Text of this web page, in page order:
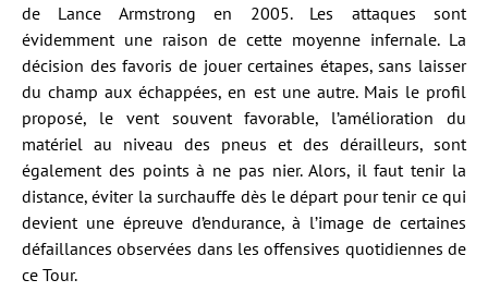
de Lance Armstrong en 2005. Les attaques sont
évidemment une raison de cette moyenne infernale. La
décision des favoris de jouer certaines étapes, sans laisser
du champ aux échappées, en est une autre. Mais le profil
proposé, le vent souvent favorable, l’amélioration du
matériel au niveau des pneus et des dérailleurs, sont
également des points à ne pas nier. Alors, il faut tenir la
distance, éviter la surchauffe dès le départ pour tenir ce qui
devient une épreuve d’endurance, à l’image de certaines
défaillances observées dans les offensives quotidiennes de
ce Tour.